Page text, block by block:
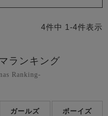
4件中 1-4件表示
ランキング
Ranking-
ガールズ ボーイズ